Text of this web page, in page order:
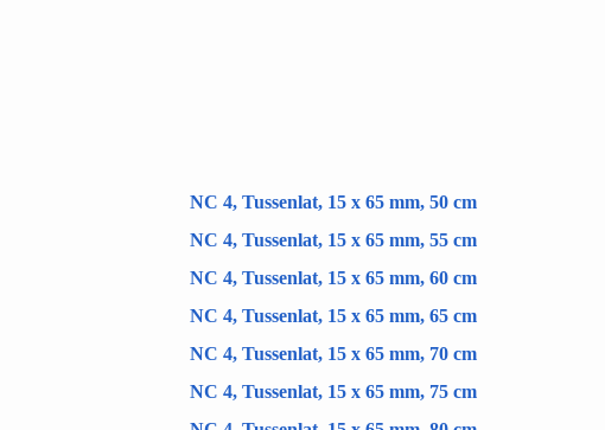
NC 4, Tussenlat, 15 x 65 mm, 50 cm
NC 4, Tussenlat, 15 x 65 mm, 55 cm
NC 4, Tussenlat, 15 x 65 mm, 60 cm
NC 4, Tussenlat, 15 x 65 mm, 65 cm
NC 4, Tussenlat, 15 x 65 mm, 70 cm
NC 4, Tussenlat, 15 x 65 mm, 75 cm